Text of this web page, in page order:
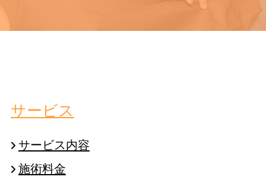
サービス
サービス内容
施術料金